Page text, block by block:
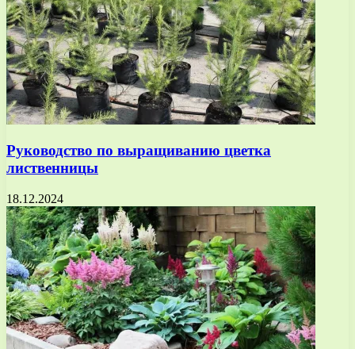
Руководство по выращиванию цветка
лиственницы
18.12.2024